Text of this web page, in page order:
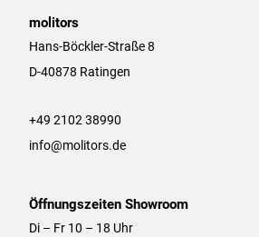
molitors
Hans-Böckler-Straße 8
D-40878 Ratingen
+49 2102 38990
info@molitors.de
Öffnungszeiten Showroom
Di – Fr 10 – 18 Uhr